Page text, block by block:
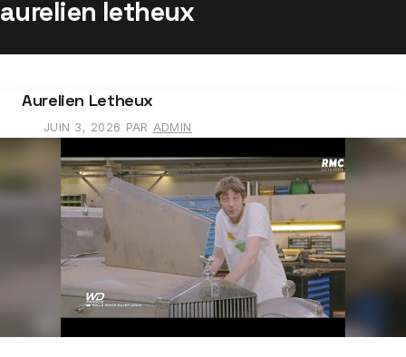
aurelien letheux
Aurelien Letheux
JUIN 3, 2026 PAR ADMIN